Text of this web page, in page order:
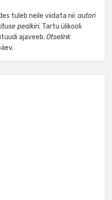
tuleb neile viidata nii: autori
pealkiri. Tartu ülikooli
ajaveeb. Otselink